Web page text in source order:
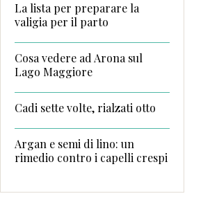
La lista per preparare la
valigia per il parto
Cosa vedere ad Arona sul
Lago Maggiore
Cadi sette volte, rialzati otto
Argan e semi di lino: un
rimedio contro i capelli crespi